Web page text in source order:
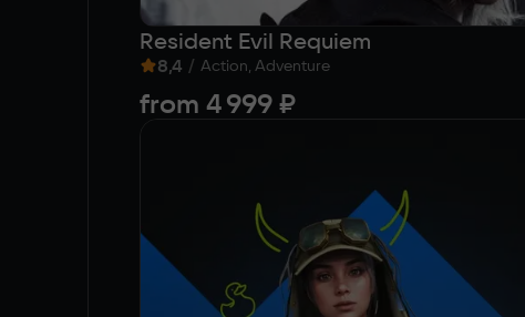
Resident Evil Requiem
8,4 / Action, Adventure
from 4 999 ₽